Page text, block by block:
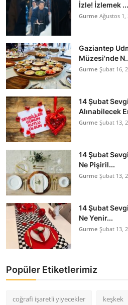
İzle! İzlemek ...
Gurme Ağustos 1,
Gaziantep
Müzesi'nde
Gurme Şubat 16,
14 Şubat
Alınabilecek
Gurme Şubat 13,
14 Şubat
Ne Pişiril...
Gurme Şubat 13,
14 Şubat
Ne Yenir...
Gurme Şubat 13,
Popüler Etiketlerimiz
coğrafi işaretli yiyecekler keşkek